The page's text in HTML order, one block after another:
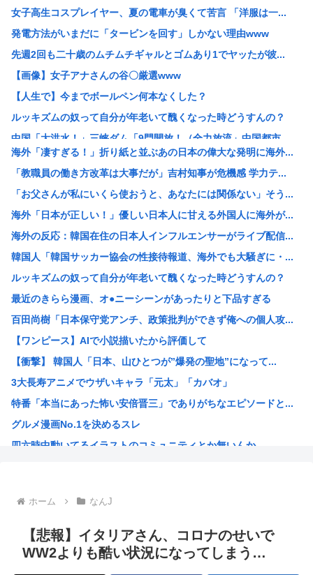
女子高生コスプレイヤー、夏の電車が臭くて苦言 「洋服は一...
発電方法がいまだに「タービンを回す」しかない理由www
先週2回も二十歳のムチムチギャルとゴムあり1でヤッたが彼...
【画像】女子アナさんの谷〇厳選www
【人生で】今までボールペン何本なくした？
ルッキズムの奴って自分が年老いて醜くなった時どうすんの？
中国「大洪水！」三峡ダム「9門開放！（全力放流」中国都市...
靖国神社さん、参拝者に「軍服着用」「コスプレ」を禁止する...
石破茂前総理「ウクライナが核放棄しなければロシア侵攻しな...
【画像】白人女はどうしてデブでもエ口いのか
【画像】コスプレイヤー業界、えなこ(30)を抜いてしまう...
「女性が排泄する様子を見たくて」「床に寝込んでしまった」...
【朗報】靖国神社、軍服コスプレでの参拝を禁止へwww
台風13号は中国大陸に行ったけど、15号の予想進路…なん...
【画像】かぐや様は告らせたいの伊井野ミコちゃんは大変かわ...
【画像】クレヨンしんちゃんでエッッッしたいキャラ、満場一...
【画像】令和の高校生、校舎内で前戯してて草www
登山家「山で迷ったらとりあえず登れ」登山家「沢を見つけて...
なろうの王様キャラって無能ばかりじゃないか？
【悲報】ちいかわ映画、朝一上映終わって帰ろうとしたおじさ...
【共産党】募金中に中指がメガネに当たった？物理的に不可能...
海外「凄すぎる！」折り紙と並ぶあの日本の偉大な発明に海外...
「教職員の働き方改革は大事だが」吉村知事が危機感 学力テ...
「お父さんが私にいくら使おうと、あなたには関係ない」そう...
海外「日本が正しい！」優しい日本人に甘える外国人に海外が...
海外の反応：韓国在住の日本人インフルエンサーがライブ配信...
韓国人「韓国サッカー協会の性接待報道、海外でも大騒ぎに・...
ルッキズムの奴って自分が年老いて醜くなった時どうすんの？
最近のきらら漫画、オ●ニーシーンがあったりと下品すぎる
百田尚樹「日本保守党アンチ、政策批判ができず俺への個人攻...
【ワンピース】AIで小説描いたから評価して
【衝撃】 韓国人「日本、山ひとつが”爆発の聖地”になって...
3大長寿アニメでウザいキャラ「元太」「カバオ」
特番「本当にあった怖い安倍晋三」でありがちなエピソードと...
グルメ漫画No.1を決めるスレ
四六時中動いてるイラストのコミュニティとか無いんか
マッシヴ・アタック、シンガポール公演でパレスチナ国旗を掲...
「お父さんが私にいくら使おうと、あなたには関係ない」そう...
識者「山上徹也が安倍晋三を討たなければ、日本国は今でも統...
ホーム なんJ
【悲報】イタリアさん、コロナのせいで
WW2よりも酷い状況になってしまう…